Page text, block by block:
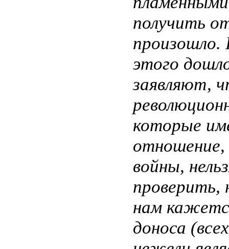
получить
этого
заявляют,
которые
войны,
проверить,
нам
доноса